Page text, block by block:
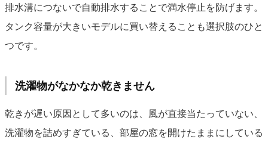
排水溝につないで自動排水することで満水停止を防げます。
タンク容量が大きいモデルに買い替えることも選択肢のひと
つです。
洗濯物がなかなか乾きません
乾きが遅い原因として多いのは、風が直接当たっていない、
洗濯物を詰めすぎている、部屋の窓を開けたままにしている